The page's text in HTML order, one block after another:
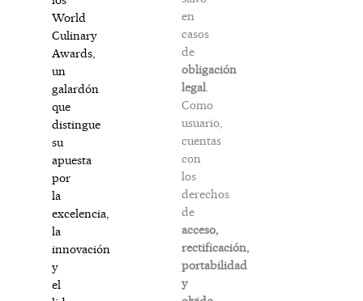
World
Culinary
Awards,
un
galardón
que
distingue
su
apuesta
por
la
excelencia,
la
innovación
y
el
en
casos
de
obligación
legal.
Como
usuario,
cuentas
con
los
derechos
de
acceso,
rectificación,
portabilidad
y